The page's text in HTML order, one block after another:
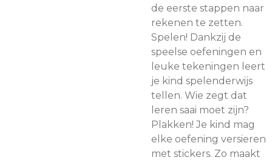
de eerste stappen naar
rekenen te zetten.
Spelen! Dankzij de
speelse oefeningen en
leuke tekeningen leert
je kind spelenderwijs
tellen. Wie zegt dat
leren saai moet zijn?
Plakken! Je kind mag
elke oefening versieren
met stickers. Zo maakt